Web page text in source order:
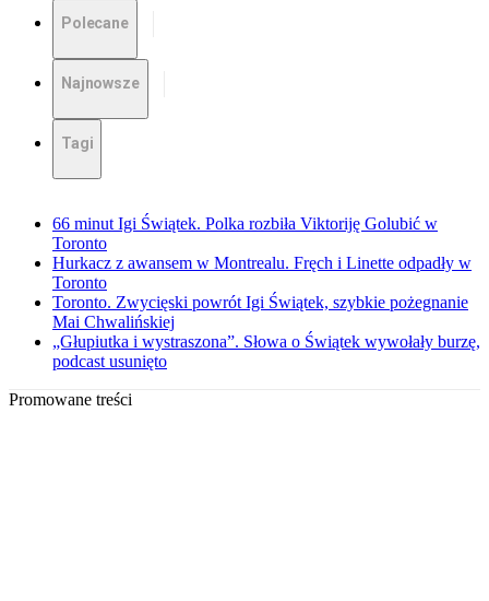
Polecane
Najnowsze
Tagi
66 minut Igi Świątek. Polka rozbiła Viktoriję Golubić w
Toronto
Hurkacz z awansem w Montrealu. Fręch i Linette odpadły w
Toronto
Toronto. Zwycięski powrót Igi Świątek, szybkie pożegnanie
Mai Chwalińskiej
„Głupiutka i wystraszona”. Słowa o Świątek wywołały burzę,
podcast usunięto
Promowane treści